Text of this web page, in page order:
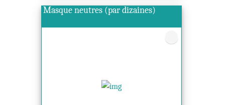
Masque neutres (par dizaines)